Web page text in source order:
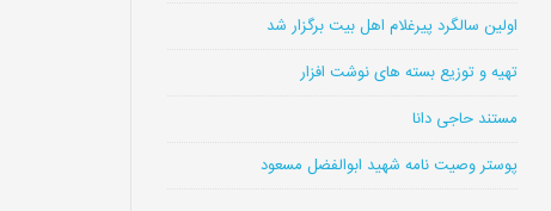
اولین سالگرد پیرغلام اهل بیت برگزار شد
تهیه و توزیع بسته های نوشت افزار
مستند حاجی دانا
پوستر وصیت نامه شهید ابوالفضل مسعود